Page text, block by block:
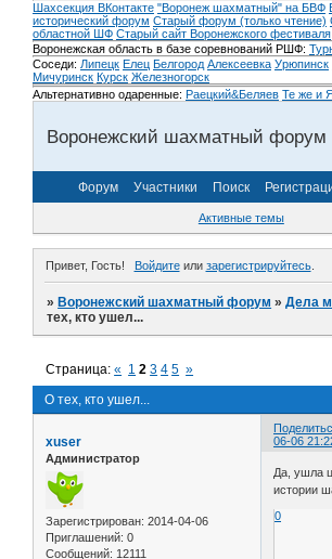
Шахсекция ВКонтакте "Воронеж шахматный" на БВФ
исторический форум Cтарый форум (только чтение)
областной ШФ Старый сайт Воронежского фестиваля
Воронежская область в базе соревнований РШФ:
Соседи: Липецк Елец Белгород Алексеевка Урюпинск
Мичуринск Курск Железногорск
Альтернативно одаренные: Раецкий&Беляев Те же и
Воронежский шахматный форум
Форум Участники Поиск
Активные темы
Привет, Гость! Войдитеили зарегистрируйтесь.
»Воронежский шахматный форум »Дела
тех, кто ушел...
О тех, кто ушел...
Страница:« 1 2 3 4 5 »
06-06
xuser
Администратор
Зарегистрирован: 2014-04-06
Приглашений: 0
Сообщений: 12111
Да, ушла
истории
0